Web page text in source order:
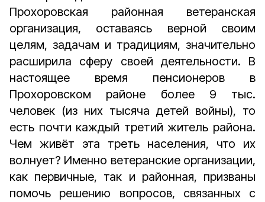
Прохоровская районная ветеранская
организация, оставаясь верной своим
целям, задачам и традициям, значительно
расширила сферу своей деятельности. В
настоящее время пенсионеров в
Прохоровском районе более 9 тыс.
человек (из них тысяча детей вой­ны), то
есть почти каждый третий житель района.
Чем живёт эта треть населения, что их
волнует? Именно ветеранские организации,
как первичные, так и районная, призваны
помочь решению вопросов, связанных с